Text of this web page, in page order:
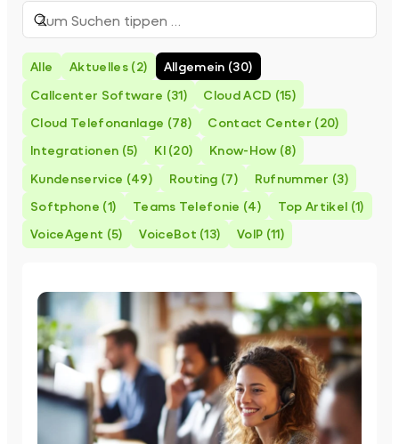
Suchen
Suchen:
Alle Aktuelles (2)
Allgemein (30)
Callcenter Software (31)
Cloud ACD (15)
Cloud Telefonanlage (78)
Contact Center (20)
Integrationen (5)
KI (20)
Know-How (8)
Kundenservice (49)
Routing (7)
Rufnummer (3)
Softphone (1)
Teams Telefonie (4)
Top Artikel (1)
VoiceAgent (5)
VoiceBot (13) VoIP (11)